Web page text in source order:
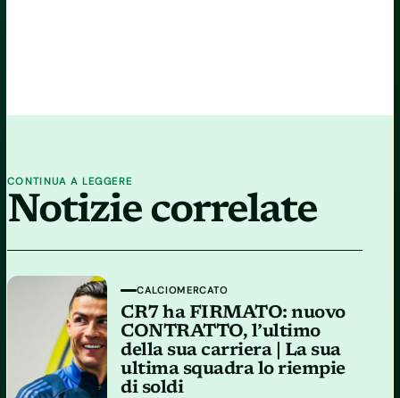
CONTINUA A LEGGERE
Notizie correlate
CALCIOMERCATO
CR7 ha FIRMATO: nuovo
CONTRATTO, l’ultimo
della sua carriera | La sua
ultima squadra lo riempie
di soldi